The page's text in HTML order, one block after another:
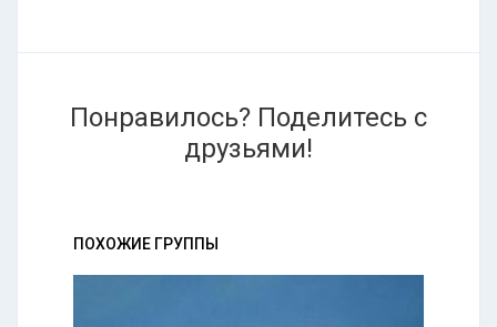
Понравилось? Поделитесь с
друзьями!
ПОХОЖИЕ ГРУППЫ